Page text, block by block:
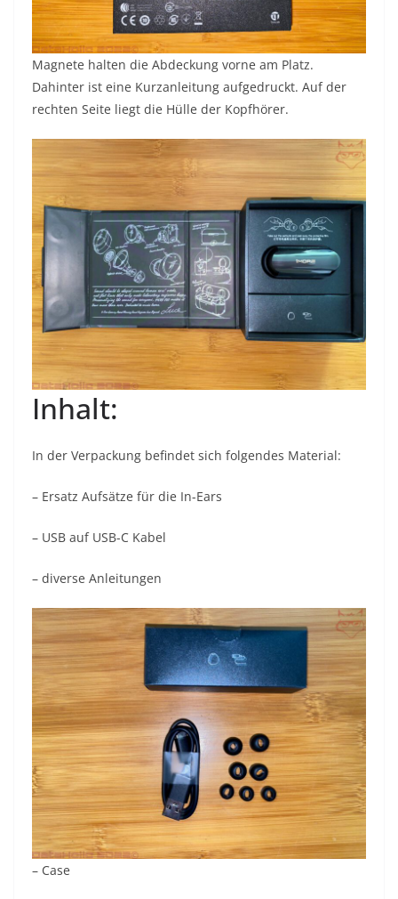
Magnete halten die Abdeckung vorne am Platz.
Dahinter ist eine Kurzanleitung aufgedruckt. Auf der
rechten Seite liegt die Hülle der Kopfhörer.
Inhalt:
In der Verpackung befindet sich folgendes Material:
– Ersatz Aufsätze für die In-Ears
– USB auf USB-C Kabel
– diverse Anleitungen
– Case